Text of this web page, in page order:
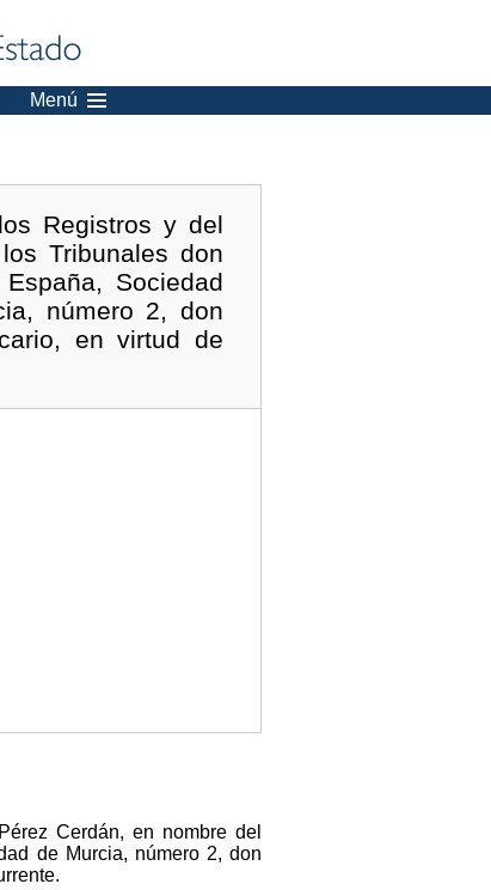
Menú
Registros y del
Tribunales don
Sociedad
número 2, don
en virtud de
Cerdán, en nombre del
de Murcia, número 2, don